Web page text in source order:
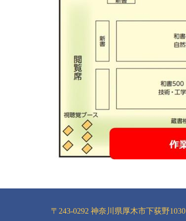
〒243-0292 神奈川県厚木市下荻野1030